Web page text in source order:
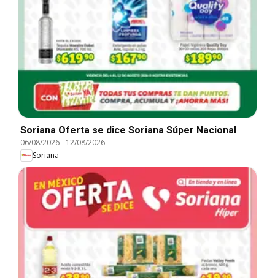
Soriana Oferta se dice Soriana Súper Nacional
06/08/2026- 12/08/2026
Soriana